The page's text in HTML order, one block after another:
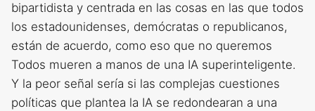
bipartidista y centrada en las cosas en las que todos
los estadounidenses, demócratas o republicanos,
están de acuerdo, como eso que no queremos
Todos mueren a manos de una IA superinteligente.
Y la peor señal sería si las complejas cuestiones
políticas que plantea la IA se redondearan a una